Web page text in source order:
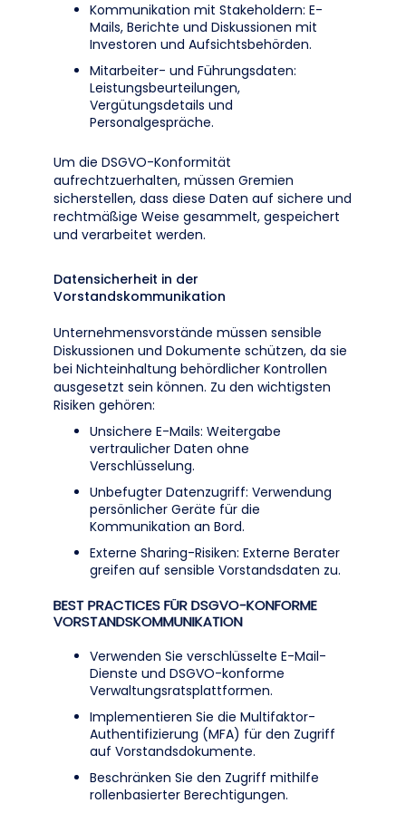
Kommunikation mit Stakeholdern: E-
Mails, Berichte und Diskussionen mit
Investoren und Aufsichtsbehörden.
Mitarbeiter- und Führungsdaten:
Leistungsbeurteilungen,
Vergütungsdetails und
Personalgespräche.
Um die DSGVO-Konformität
aufrechtzuerhalten, müssen Gremien
sicherstellen, dass diese Daten auf sichere und
rechtmäßige Weise gesammelt, gespeichert
und verarbeitet werden.
Datensicherheit in der
Vorstandskommunikation
Unternehmensvorstände müssen sensible
Diskussionen und Dokumente schützen, da sie
bei Nichteinhaltung behördlicher Kontrollen
ausgesetzt sein können. Zu den wichtigsten
Risiken gehören:
Unsichere E-Mails: Weitergabe
vertraulicher Daten ohne
Verschlüsselung.
Unbefugter Datenzugriff: Verwendung
persönlicher Geräte für die
Kommunikation an Bord.
Externe Sharing-Risiken: Externe Berater
greifen auf sensible Vorstandsdaten zu.
BEST PRACTICES FÜR DSGVO-KONFORME
VORSTANDSKOMMUNIKATION
Verwenden Sie verschlüsselte E-Mail-
Dienste und DSGVO-konforme
Verwaltungsratsplattformen.
Implementieren Sie die Multifaktor-
Authentifizierung (MFA) für den Zugriff
auf Vorstandsdokumente.
Beschränken Sie den Zugriff mithilfe
rollenbasierter Berechtigungen.